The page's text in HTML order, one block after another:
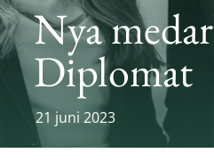
Nya
Diplomat
21 juni 2023